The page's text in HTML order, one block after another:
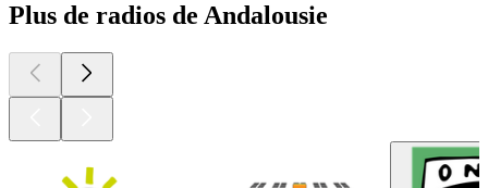
Plus de radios de Andalousie